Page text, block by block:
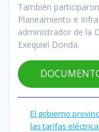
También
Planeamiento e
administrador de la
Exequiel Donda.
El gobierno
las tarifas